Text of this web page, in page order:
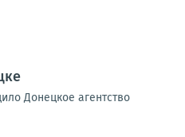
Донецкое агентство